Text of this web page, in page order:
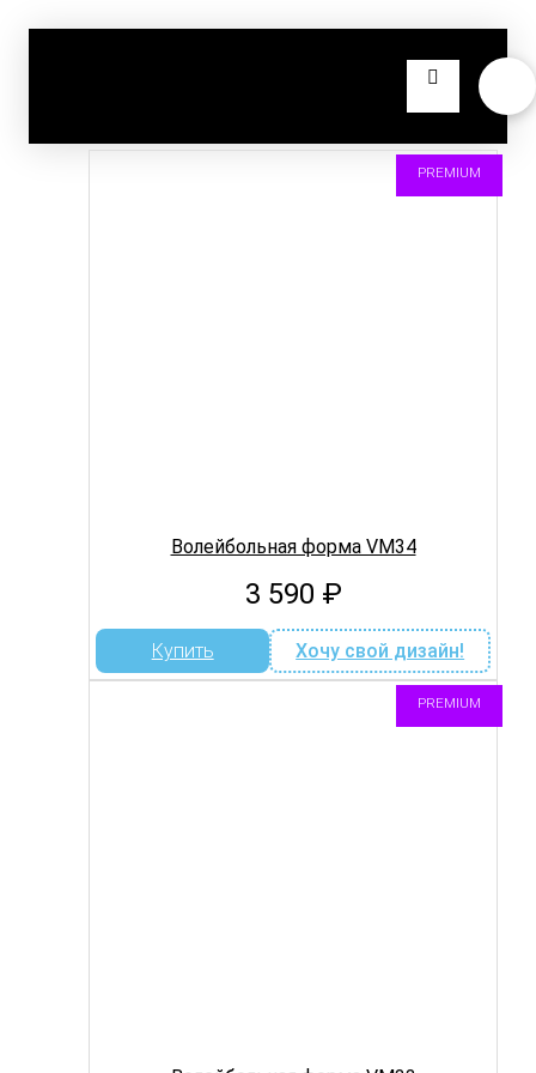
PREMIUM
Волейбольная форма VM34
3 590 ₽
Купить Хочу свой дизайн!
PREMIUM